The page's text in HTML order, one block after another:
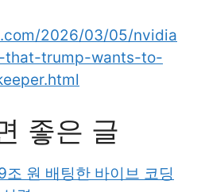
2026/03/05/nvidia
trump-wants-to-
좋은 글
조 원 배팅한 바이브 코딩